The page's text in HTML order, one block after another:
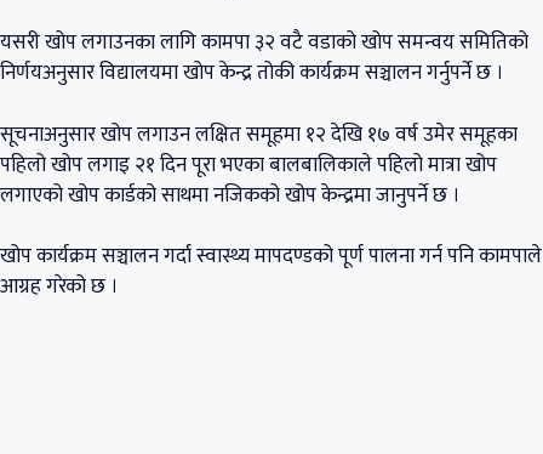
यसरी खोप लगाउनका लागि कामपा ३२ वटै वडाको खोप समन्वय समितिको
निर्णयअनुसार विद्यालयमा खोप केन्द्र तोकी कार्यक्रम सञ्चालन गर्नुपर्ने छ ।
सूचनाअनुसार खोप लगाउन लक्षित समूहमा १२ देखि १७ वर्ष उमेर समूहका
पहिलो खोप लगाइ २१ दिन पूरा भएका बालबालिकाले पहिलो मात्रा खोप
लगाएको खोप कार्डको साथमा नजिकको खोप केन्द्रमा जानुपर्ने छ ।
खोप कार्यक्रम सञ्चालन गर्दा स्वास्थ्य मापदण्डको पूर्ण पालना गर्न पनि कामपाले
आग्रह गरेको छ ।